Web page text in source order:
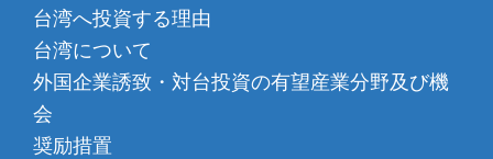
台湾へ投資する理由
台湾について
外国企業誘致・対台投資の有望産業分野及び機
会
奨励措置